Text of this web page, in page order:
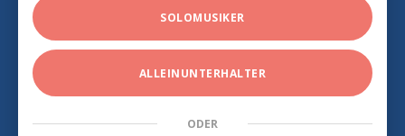
SOLOMUSIKER
ALLEINUNTERHALTER
ODER